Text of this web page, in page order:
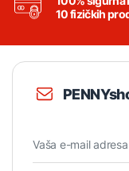
10 fizičkih